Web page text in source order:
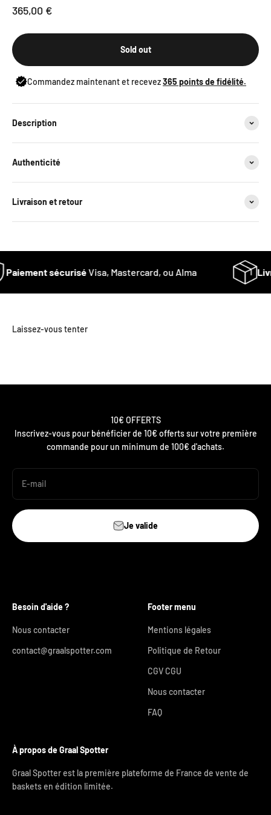
Sale price
365,00 €
Sold out
Commandez maintenant et recevez365 points de fidélité.
Description
Authenticité
Livraison et retour
Paiement sécuriséVisa, Mastercard, ou Alma
10€ OFFERTS
Inscrivez-vous pour bénéficier de 10€ offerts sur votre première
commande pour un minimum de 100€ d'achats.
E-mail
Je valide
Besoin d'aide ?
Nous contacter
contact@graalspotter.com
À propos de Graal Spotter
Graal Spotter est la première plateforme de France de vente de
baskets en édition limitée.
Footer menu
Mentions légales
Politique de Retour
CGV CGU
Nous contacter
FAQ